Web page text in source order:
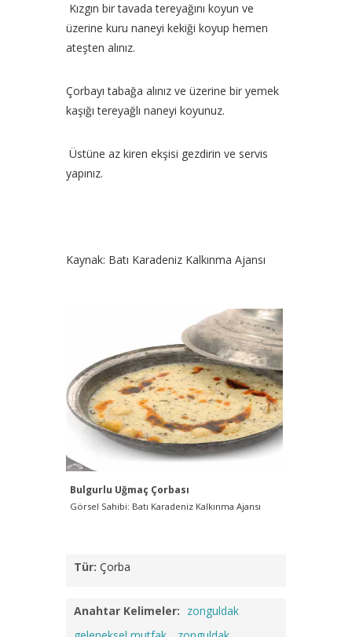
Kızgın bir tavada tereyağını koyun ve
üzerine kuru naneyi kekiği koyup hemen
ateşten alınız.
Çorbayı tabağa alınız ve üzerine bir yemek
kaşığı tereyağlı naneyi koyunuz.
Üstüne az kiren ekşisi gezdirin ve servis
yapınız.
Kaynak: Batı Karadeniz Kalkınma Ajansı
Bulgurlu Uğmaç Çorbası
Görsel Sahibi: Batı Karadeniz Kalkınma Ajansı
Tür: Çorba
Anahtar Kelimeler: zonguldak